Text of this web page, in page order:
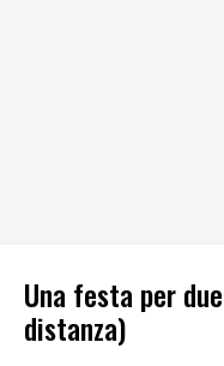
Una festa per
distanza)